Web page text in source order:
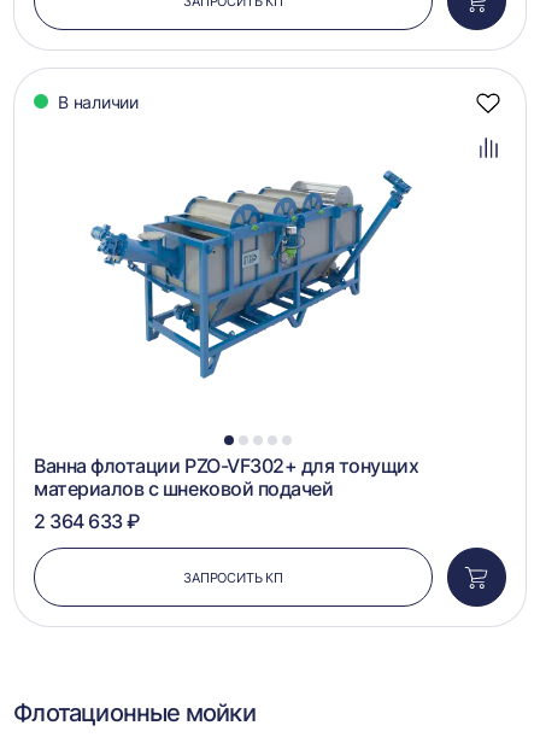
в
В наличии
1 2 3 4 5
Ванна флотации PZO-VF302+ для тонущих
материалов с шнековой подачей
2 364 633 ₽
ЗАПРОСИТЬ КП
в
Флотационные мойки